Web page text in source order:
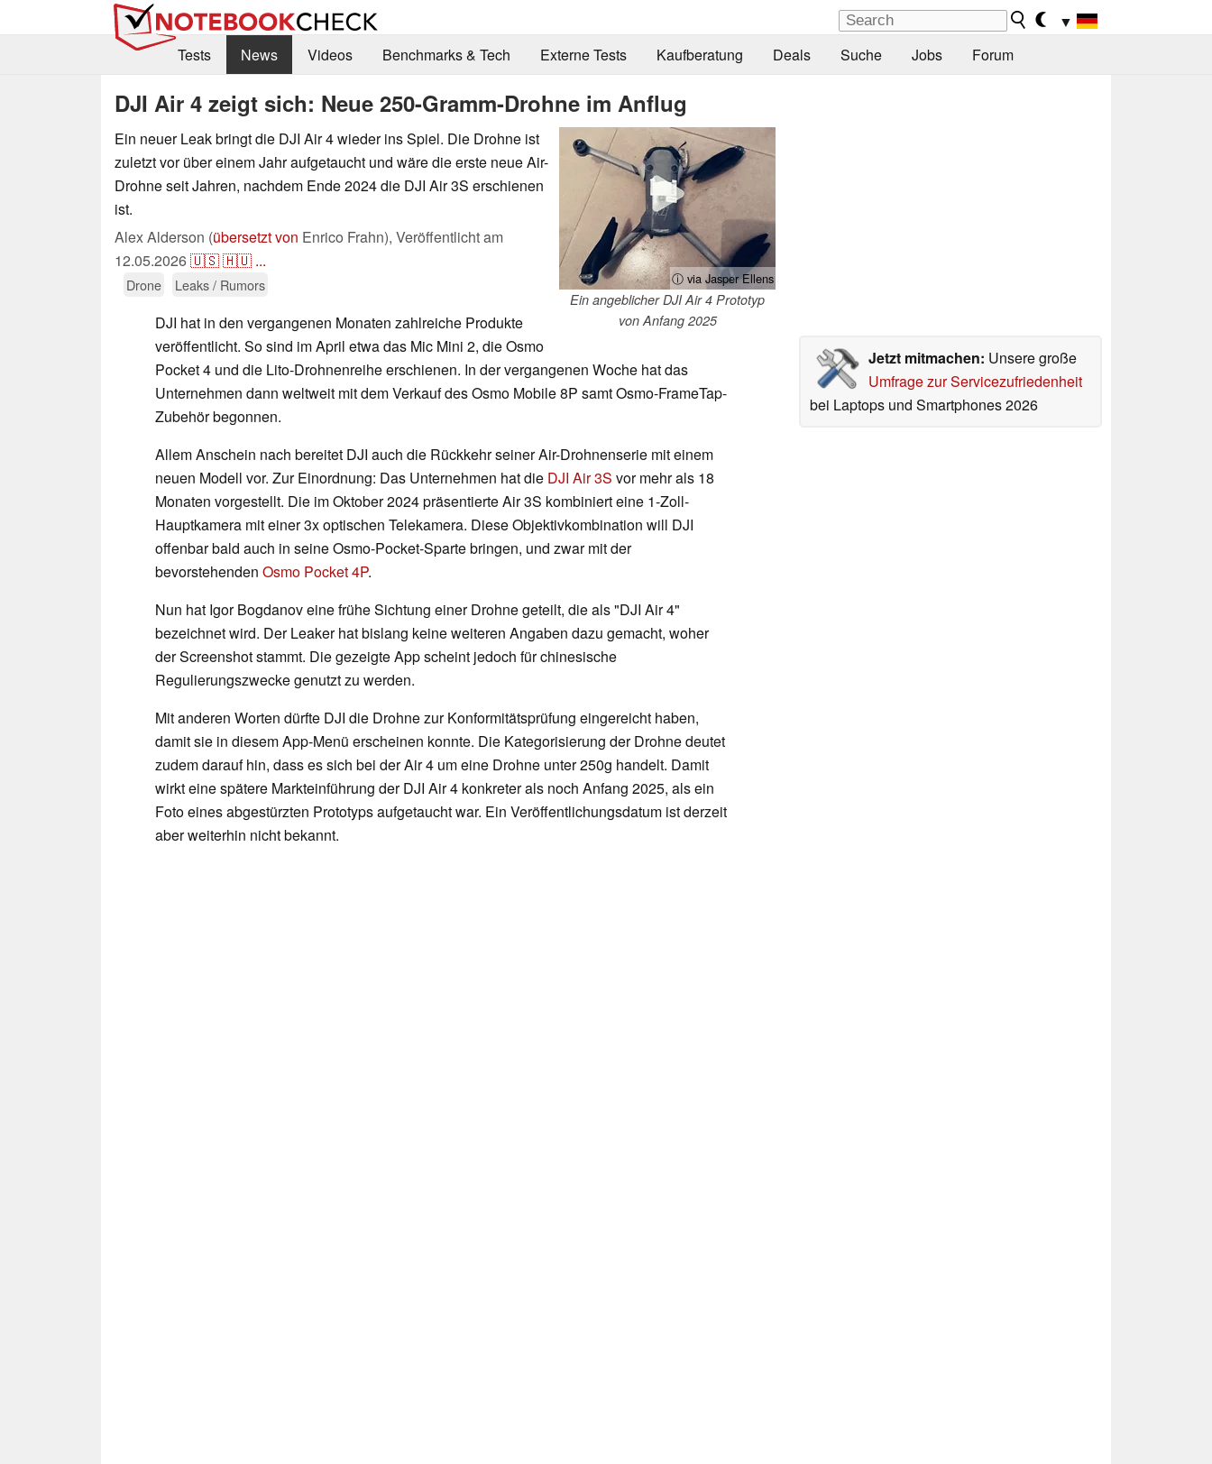
▼
Tests
News Videos Benchmarks & Tech Externe Tests Kaufberatung Deals Suche Jobs Forum
DJI Air 4 zeigt sich: Neue 250-Gramm-Drohne im Anflug
ⓘ via Jasper Ellens
Ein angeblicher DJI Air 4 Prototyp
von Anfang 2025
Ein neuer Leak bringt die DJI Air 4 wieder ins Spiel. Die Drohne ist
zuletzt vor über einem Jahr aufgetaucht und wäre die erste neue Air-
Drohne seit Jahren, nachdem Ende 2024 die DJI Air 3S erschienen
ist.
Alex Alderson (übersetzt von Enrico Frahn), Veröffentlicht am
12.05.2026🇺🇸🇭🇺 ...
Drone Leaks / Rumors
Jetzt mitmachen: Unsere große
Umfrage zur Servicezufriedenheit
bei Laptops und Smartphones 2026
DJI hat in den vergangenen Monaten zahlreiche Produkte
veröffentlicht. So sind im April etwa das Mic Mini 2, die Osmo
Pocket 4 und die Lito-Drohnenreihe erschienen. In der vergangenen Woche hat das
Unternehmen dann weltweit mit dem Verkauf des Osmo Mobile 8P samt Osmo-FrameTap-
Zubehör begonnen.
Allem Anschein nach bereitet DJI auch die Rückkehr seiner Air-Drohnenserie mit einem
neuen Modell vor. Zur Einordnung: Das Unternehmen hat die DJI Air 3S vor mehr als 18
Monaten vorgestellt. Die im Oktober 2024 präsentierte Air 3S kombiniert eine 1-Zoll-
Hauptkamera mit einer 3x optischen Telekamera. Diese Objektivkombination will DJI
offenbar bald auch in seine Osmo-Pocket-Sparte bringen, und zwar mit der
bevorstehenden Osmo Pocket 4P.
Nun hat Igor Bogdanov eine frühe Sichtung einer Drohne geteilt, die als "DJI Air 4"
bezeichnet wird. Der Leaker hat bislang keine weiteren Angaben dazu gemacht, woher
der Screenshot stammt. Die gezeigte App scheint jedoch für chinesische
Regulierungszwecke genutzt zu werden.
Mit anderen Worten dürfte DJI die Drohne zur Konformitätsprüfung eingereicht haben,
damit sie in diesem App-Menü erscheinen konnte. Die Kategorisierung der Drohne deutet
zudem darauf hin, dass es sich bei der Air 4 um eine Drohne unter 250g handelt. Damit
wirkt eine spätere Markteinführung der DJI Air 4 konkreter als noch Anfang 2025, als ein
Foto eines abgestürzten Prototyps aufgetaucht war. Ein Veröffentlichungsdatum ist derzeit
aber weiterhin nicht bekannt.